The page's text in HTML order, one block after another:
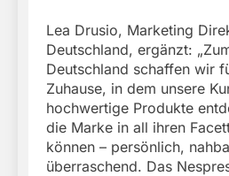
Lea Drusio, Marketing
Deutschland, ergänzt:
Deutschland schaffen wir
Zuhause, in dem unsere
hochwertige Produkte
die Marke in all ihren
können – persönlich,
überraschend. Das